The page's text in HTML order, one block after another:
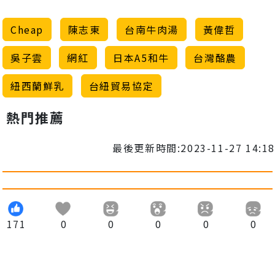
Cheap 陳志東 台南牛肉湯
黃偉哲
吳子雲
網紅 日本A5和牛
台灣酪農
紐西蘭鮮乳
台紐貿易協定
熱門推薦
最後更新時間:2023-11-27 14:18
171 0 0 0 0 0